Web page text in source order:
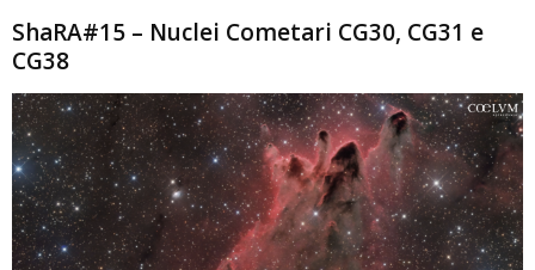
ShaRA#15 – Nuclei Cometari CG30, CG31 e
CG38